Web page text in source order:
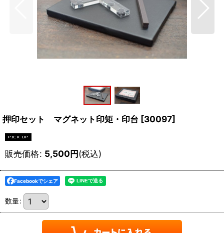
押印セット マグネット印矩・印台 [30097]
販売価格: 5,500円(税込)
Facebookでシェア
数量: